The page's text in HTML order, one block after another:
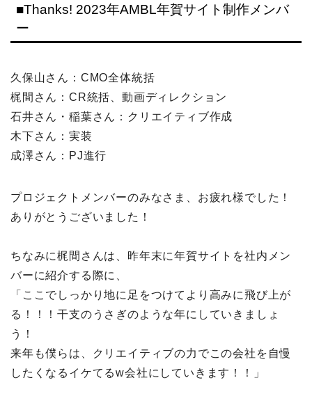
■Thanks! 2023年AMBL年賀サイト制作メンバ
ー
久保山さん：CMO全体統括
梶間さん：CR統括、動画ディレクション
石井さん・稲葉さん：クリエイティブ作成
木下さん：実装
成澤さん：PJ進行
プロジェクトメンバーのみなさま、お疲れ様でした！
ありがとうございました！
ちなみに梶間さんは、昨年末に年賀サイトを社内メン
バーに紹介する際に、
「ここでしっかり地に足をつけてより高みに飛び上が
る！！！干支のうさぎのような年にしていきましょ
う！
来年も僕らは、クリエイティブの力でこの会社を自慢
したくなるイケてるw会社にしていきます！！」